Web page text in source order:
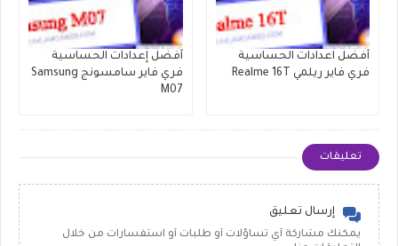
أفضل اعدادات الحساسية
فري فاير ريلمي Realme 16T
أفضل إعدادات الحساسية
فري فاير سامسونج Samsung
M07
تعليقات
إرسال تعليق
يمكنك مشاركة أي تساؤلات أو طلبات أو استفسارات من خلال